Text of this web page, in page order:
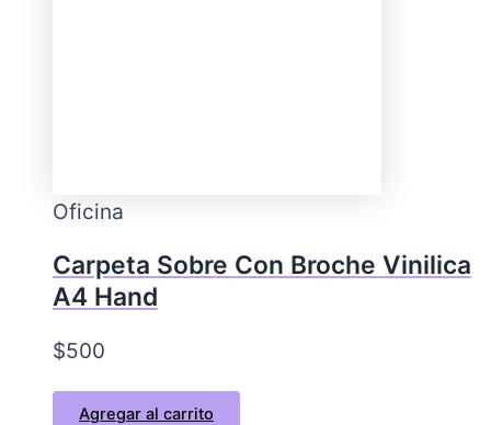
Oficina
Carpeta Sobre Con Broche Vinilica
A4 Hand
$500
Agregar al carrito